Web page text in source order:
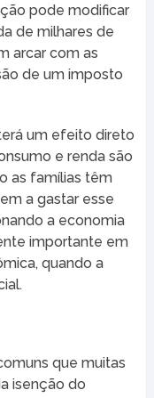
pode modificar
de milhares de
arcar com as
de um imposto
um efeito direto
e renda são
as famílias têm
a gastar esse
a economia
importante em
quando a
que muitas
isenção do